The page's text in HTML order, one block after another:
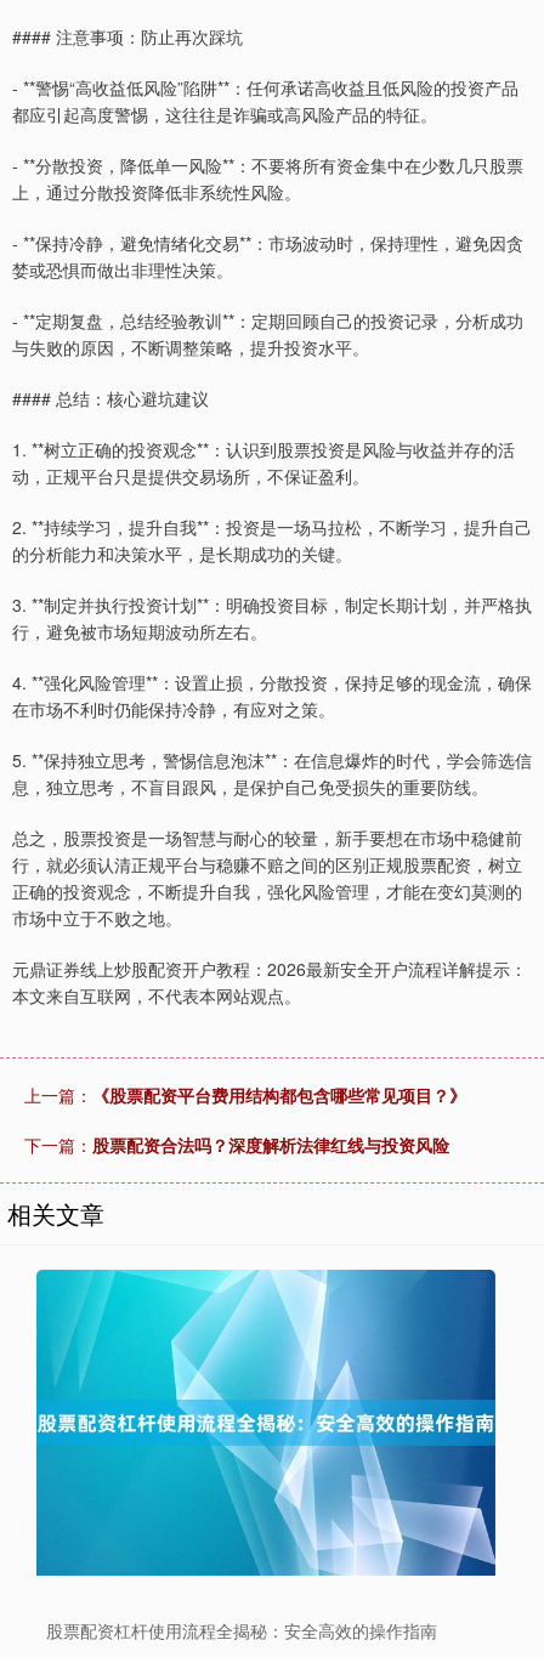
#### 注意事项：防止再次踩坑
- **警惕“高收益低风险”陷阱**：任何承诺高收益且低风险的投资产品
都应引起高度警惕，这往往是诈骗或高风险产品的特征。
- **分散投资，降低单一风险**：不要将所有资金集中在少数几只股票
上，通过分散投资降低非系统性风险。
- **保持冷静，避免情绪化交易**：市场波动时，保持理性，避免因贪
婪或恐惧而做出非理性决策。
- **定期复盘，总结经验教训**：定期回顾自己的投资记录，分析成功
与失败的原因，不断调整策略，提升投资水平。
#### 总结：核心避坑建议
1. **树立正确的投资观念**：认识到股票投资是风险与收益并存的活
动，正规平台只是提供交易场所，不保证盈利。
2. **持续学习，提升自我**：投资是一场马拉松，不断学习，提升自己
的分析能力和决策水平，是长期成功的关键。
3. **制定并执行投资计划**：明确投资目标，制定长期计划，并严格执
行，避免被市场短期波动所左右。
4. **强化风险管理**：设置止损，分散投资，保持足够的现金流，确保
在市场不利时仍能保持冷静，有应对之策。
5. **保持独立思考，警惕信息泡沫**：在信息爆炸的时代，学会筛选信
息，独立思考，不盲目跟风，是保护自己免受损失的重要防线。
总之，股票投资是一场智慧与耐心的较量，新手要想在市场中稳健前
行，就必须认清正规平台与稳赚不赔之间的区别正规股票配资，树立
正确的投资观念，不断提升自我，强化风险管理，才能在变幻莫测的
市场中立于不败之地。
元鼎证券线上炒股配资开户教程：2026最新安全开户流程详解提示：
本文来自互联网，不代表本网站观点。
上一篇： 《股票配资平台费用结构都包含哪些常见项目？》
下一篇： 股票配资合法吗？深度解析法律红线与投资风险
相关文章
股票配资杠杆使用流程全揭秘：安全高效的操作指南
3940.04 +39.68 +1.02%